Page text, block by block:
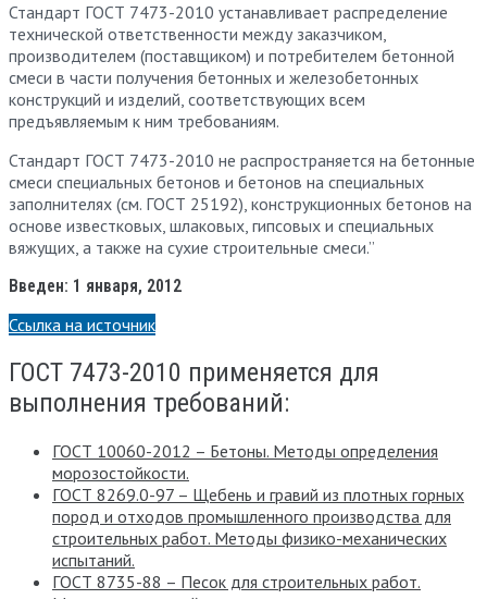
Стандарт ГОСТ 7473-2010 устанавливает распределение
технической ответственности между заказчиком,
производителем (поставщиком) и потребителем бетонной
смеси в части получения бетонных и железобетонных
конструкций и изделий, соответствующих всем
предъявляемым к ним требованиям.
Стандарт ГОСТ 7473-2010 не распространяется на бетонные
смеси специальных бетонов и бетонов на специальных
заполнителях (см. ГОСТ 25192), конструкционных бетонов на
основе известковых, шлаковых, гипсовых и специальных
вяжущих, а также на сухие строительные смеси.”
Введен: 1 января, 2012
Ссылка на источник
ГОСТ 7473-2010 применяется для
выполнения требований:
ГОСТ 10060-2012 – Бетоны. Методы определения
морозостойкости.
ГОСТ 8269.0-97 – Щебень и гравий из плотных горных
пород и отходов промышленного производства для
строительных работ. Методы физико-механических
испытаний.
ГОСТ 8735-88 – Песок для строительных работ.